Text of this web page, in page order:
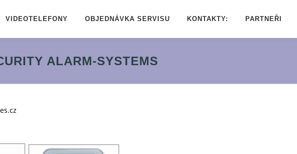
VIDEOTELEFONY OBJEDNÁVKA SERVISU KONTAKTY: PARTNEŘI
ALARM-SYSTEMS